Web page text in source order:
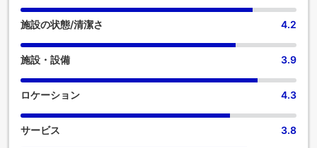
食や飲料の自動販売機を24時間ご利用いただけます。
Travelodge by Wyndham Florenceにある数々のアクティビ
完璧な休日を始めましょう。
施設の状態/清潔さ 4.2
施設・設備 3.9
ロケーション 4.3
サービス 3.8